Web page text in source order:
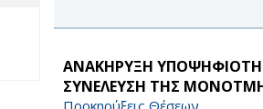
ΑΝΑΚΗΡΥΞΗ
ΣΥΝΕΛΕΥΣΗ ΤΗΣ
Προκηρύξεις Θέσεων